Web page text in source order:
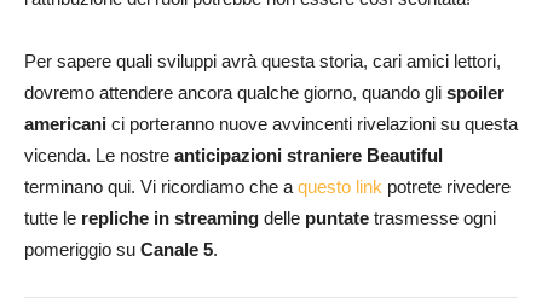
Per sapere quali sviluppi avrà questa storia, cari amici lettori,
dovremo attendere ancora qualche giorno, quando gli spoiler
americani ci porteranno nuove avvincenti rivelazioni su questa
vicenda. Le nostre anticipazioni straniere Beautiful
terminano qui. Vi ricordiamo che a questo link potrete rivedere
tutte le repliche in streaming delle puntate trasmesse ogni
pomeriggio su Canale 5.